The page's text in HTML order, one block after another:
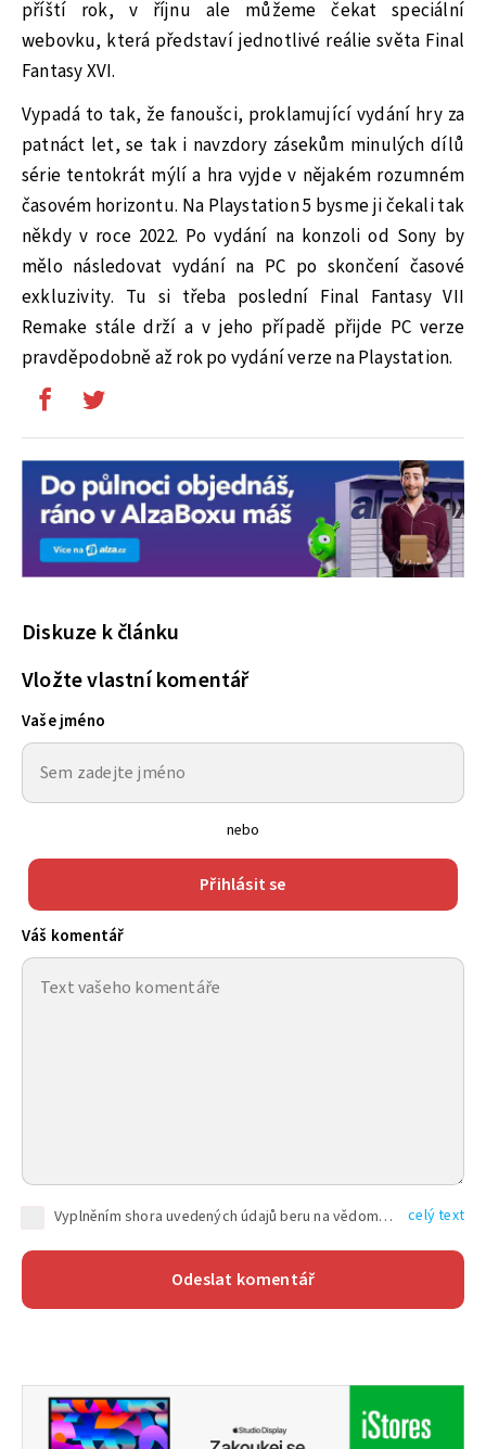
příští rok, v říjnu ale můžeme čekat speciální
webovku, která představí jednotlivé reálie světa Final
Fantasy XVI.
Vypadá to tak, že fanoušci, proklamující vydání hry za
patnáct let, se tak i navzdory zásekům minulých dílů
série tentokrát mýlí a hra vyjde v nějakém rozumném
časovém horizontu. Na Playstation 5 bysme ji čekali tak
někdy v roce 2022. Po vydání na konzoli od Sony by
mělo následovat vydání na PC po skončení časové
exkluzivity. Tu si třeba poslední Final Fantasy VII
Remake stále drží a v jeho případě přijde PC verze
pravděpodobně až rok po vydání verze na Playstation.
Diskuze k článku
Vložte vlastní komentář
Vaše jméno
nebo
Přihlásit se
Váš komentář
Vyplněním shora uvedených údajů beru na vědomí, že společnost TEXT FACTORY s.r.o., sídlem Brno, Durďákova 336/29, Černá Pole, PSČ: 613 00, IČ: 06157831, zapsané u Krajského soudu v Brně, oddíl C, vložka 100399, bude zpracovávat mé osobní údaje uvedené v rámci mnou vyplněného registračního formuláře na základě oprávněných zájmů TEXT FACTORY s.r.o. dle čl. 6 odst. 1 písm. f) GDPR a pro splnění právních povinností (čl. 6 odst. 1 písm. c) GDPR), a to pro tyto účely: nezbytnost zajistit oprávnění návštěvníka webových stránek provozovaných společností TEXT FACTORY s.r.o. přispívat aktivně ke zveřejněným článkům nebo v rámci diskusních fór a výkon práv TEXT FACTORY s.r.o. jako administrátora těchto diskusních fór. Více informací o zpracování osobních údajů a právech lze nalézt v celý text